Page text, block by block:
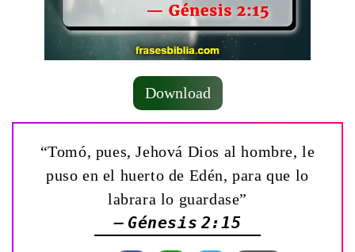
Download
“Tomó, pues, Jehová Dios al hombre, le
puso en el huerto de Edén, para que lo
labrara lo guardase”
— Génesis 2:15